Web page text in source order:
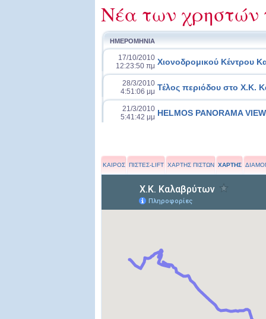
Νέα των
ΗΜΕΡΟΜΗΝΙΑ
17/10/2010
12:23:50 πμ Χιονοδρομικού Κέντρου
28/3/2010
4:51:06 μμ Τέλος περιόδου στο Χ.Κ.
21/3/2010
5:41:42 μμ HELMOS PANORAMA
ΚΑΙΡΟΣ ΠΙΣΤΕΣ-LIFT ΧΑΡΤΗΣ ΠΙΣΤΩΝ ΧΑΡΤΗΣ